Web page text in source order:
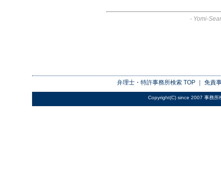
- Yomi-
弁理士・特許事務所検索TOP ｜ 免責
Copyright(C) since 2007 事務所